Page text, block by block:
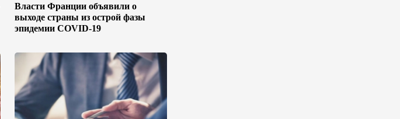
Власти Франции объявили о
выходе страны из острой фазы
эпидемии COVID-19